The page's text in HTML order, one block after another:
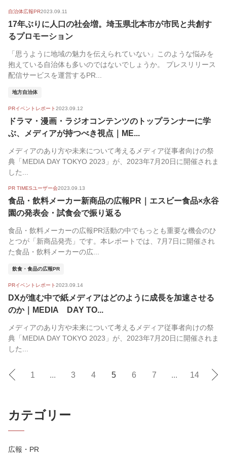
自治体広報PR2023.09.11
17年ぶりに人口の社会増。埼玉県北本市が市民と共創す
るプロモーション
「思うように地域の魅力を伝えられていない」このような悩みを
抱えている自治体も多いのではないでしょうか。 プレスリリース
配信サービスを運営するPR...
地方自治体
PRイベントレポート2023.09.12
ドラマ・漫画・ラジオコンテンツのトップランナーに学
ぶ、メディアが持つべき視点｜ME...
メディアのあり方や未来について考えるメディア従事者向けの祭
典「MEDIA DAY TOKYO 2023」が、2023年7月20日に開催されま
した...
PR TIMESユーザー会2023.09.13
食品・飲料メーカー新商品の広報PR｜エスビー食品×永谷
園の発表会・試食会で振り返る
食品・飲料メーカーの広報PR活動の中でもっとも重要な機会のひ
とつが「新商品発売」です。本レポートでは、7月7日に開催され
た食品・飲料メーカーの広...
飲食・食品の広報PR
PRイベントレポート2023.09.14
DXが進む中で紙メディアはどのように成長を加速させる
のか｜MEDIA DAY TO...
メディアのあり方や未来について考えるメディア従事者向けの祭
典「MEDIA DAY TOKYO 2023」が、2023年7月20日に開催されま
した...
1 ... 3 4 5 6 7 ... 14
カテゴリー
広報・PR